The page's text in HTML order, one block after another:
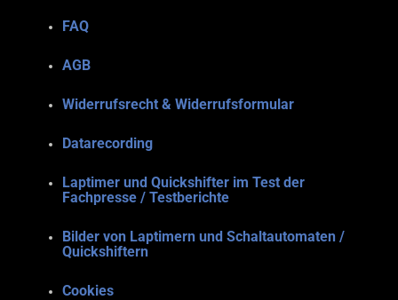
FAQ
AGB
Widerrufsrecht & Widerrufsformular
Datarecording
Laptimer und Quickshifter im Test der
Fachpresse / Testberichte
Bilder von Laptimern und Schaltautomaten /
Quickshiftern
Cookies